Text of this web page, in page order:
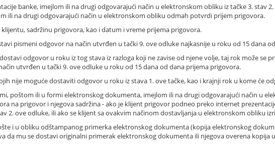
banke, imejlom ili na drugi odgovarajući način u elektronskom obliku iz tačke 3. stav
ili na drugi odgovarajući način u elektronskom obliku odmah potvrdi prijem prigovora.
sadržinu prigovora, kao i datum i vreme prijema prigovora.
pismeni odgovor na način utvrđen u tački 9. ove odluke najkasnije u roku od 15 dana
odgovor u roku iz tog stava iz razloga koji ne zavise od njene volje, taj rok može se
utvrđen u tački 9. ove odluke u roku od 15 dana od dana prijema prigovora.
nije moguće dostaviti odgovor u roku iz stava 1. ove tačke, kao i krajnji rok u kome će
poštom ili u formi elektronskog dokumenta, imejlom ili na drugi odgovarajući način u
na prigovor i njegova sadržina - ako je klijent prigovor podneo preko internet
2. ove odluke, ili ako se klijent sa ovakvim načinom dostavljanja u elektronskom obliku
i u obliku odštampanog primerka elektronskog dokumenta (kopija elektronskog
da mu se dostavi originalni primerak elektronskog dokumenta ili njegova overena kopija